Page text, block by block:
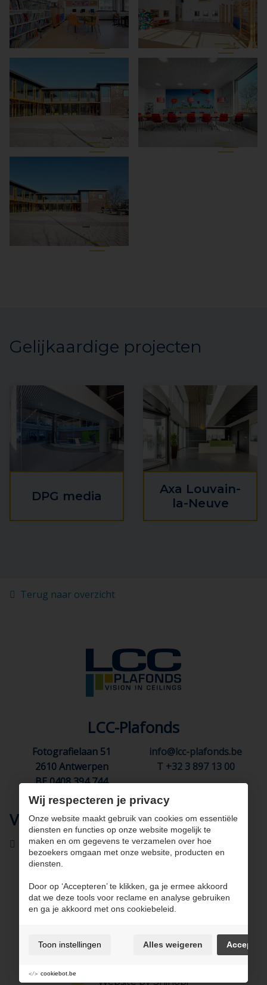
Gelijkaardige projecten
DPG media
Axa Louvain-
la-Neuve
Terug naar overzicht
LCC-Plafonds
Fotografielaan 51
2610 Antwerpen
BE 0408 394 744
info@lcc-plafonds.be
T +32 3 897 13 00
Volg ons
Gebruiksvoorwaarden & privacybeleid
Sitemap
Login
Website by Shinobi
Wij respecteren je privacy
Onze website maakt gebruik van cookies om essentiële
diensten en functies op onze website mogelijk te
maken en om gegevens te verzamelen over hoe
bezoekers omgaan met onze website, producten en
diensten.
Door op ‘Accepteren’ te klikken, ga je ermee akkoord
dat we deze tools voor reclame en analyse gebruiken
en ga je akkoord met ons cookiebeleid.
Toon instellingen Alles weigeren
cookiebot.be